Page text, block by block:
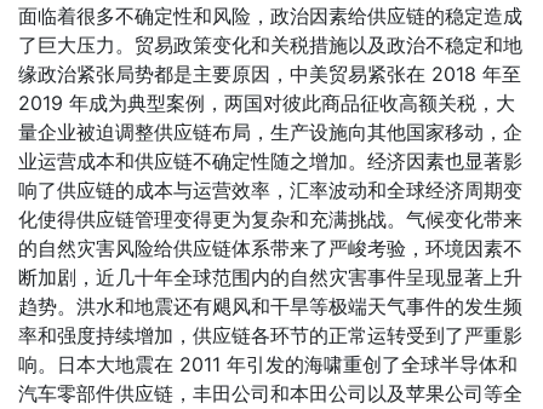
面临着很多不确定性和风险，政治因素给供应链的稳定造成
了巨大压力。贸易政策变化和关税措施以及政治不稳定和地
缘政治紧张局势都是主要原因，中美贸易紧张在 2018 年至
2019 年成为典型案例，两国对彼此商品征收高额关税，大
量企业被迫调整供应链布局，生产设施向其他国家移动，企
业运营成本和供应链不确定性随之增加。经济因素也显著影
响了供应链的成本与运营效率，汇率波动和全球经济周期变
化使得供应链管理变得更为复杂和充满挑战。气候变化带来
的自然灾害风险给供应链体系带来了严峻考验，环境因素不
断加剧，近几十年全球范围内的自然灾害事件呈现显著上升
趋势。洪水和地震还有飓风和干旱等极端天气事件的发生频
率和强度持续增加，供应链各环节的正常运转受到了严重影
响。日本大地震在 2011 年引发的海啸重创了全球半导体和
汽车零部件供应链，丰田公司和本田公司以及苹果公司等全